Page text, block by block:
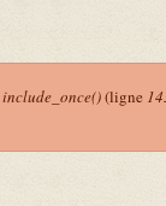
include_once()(ligne